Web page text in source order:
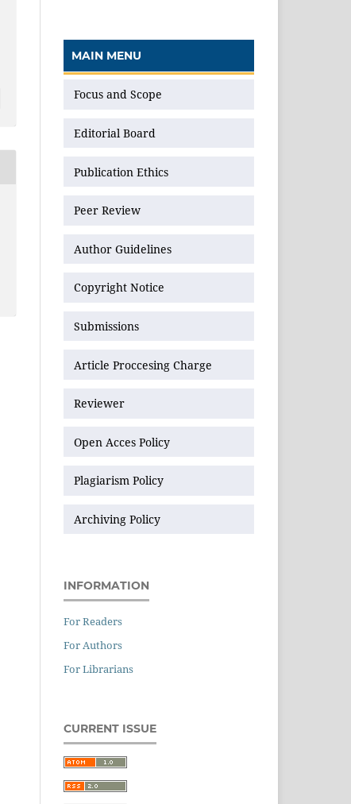
MAIN MENU
Focus and Scope
Editorial Board
Publication Ethics
Peer Review
Author Guidelines
Copyright Notice
Submissions
Article Proccesing Charge
Reviewer
Open Acces Policy
Plagiarism Policy
Archiving Policy
INFORMATION
For Readers
For Authors
For Librarians
CURRENT ISSUE